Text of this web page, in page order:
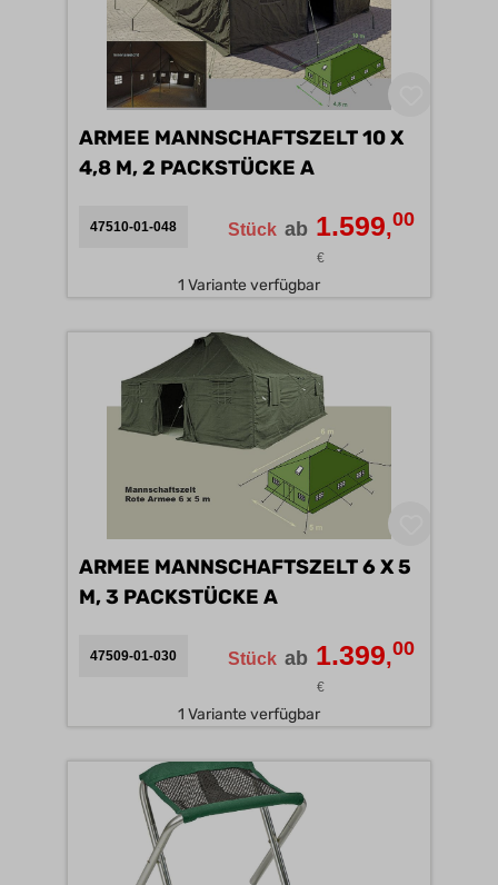
ARMEE MANNSCHAFTSZELT 10 X
4,8 M, 2 PACKSTÜCKE A
47510-01-048 Stück ab 1.599,00
€
1 Variante verfügbar
ARMEE MANNSCHAFTSZELT 6 X 5
M, 3 PACKSTÜCKE A
47509-01-030 Stück ab 1.399,00
€
1 Variante verfügbar